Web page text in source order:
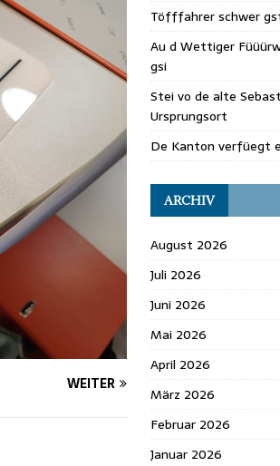
WEITER
Töfffahrer schwer
Au d Wettiger
gsi
Stei vo de alte
Ursprungsort
De Kanton verfüegt
ARCHIV
August 2026
Juli 2026
Juni 2026
Mai 2026
April 2026
März 2026
Februar 2026
Januar 2026